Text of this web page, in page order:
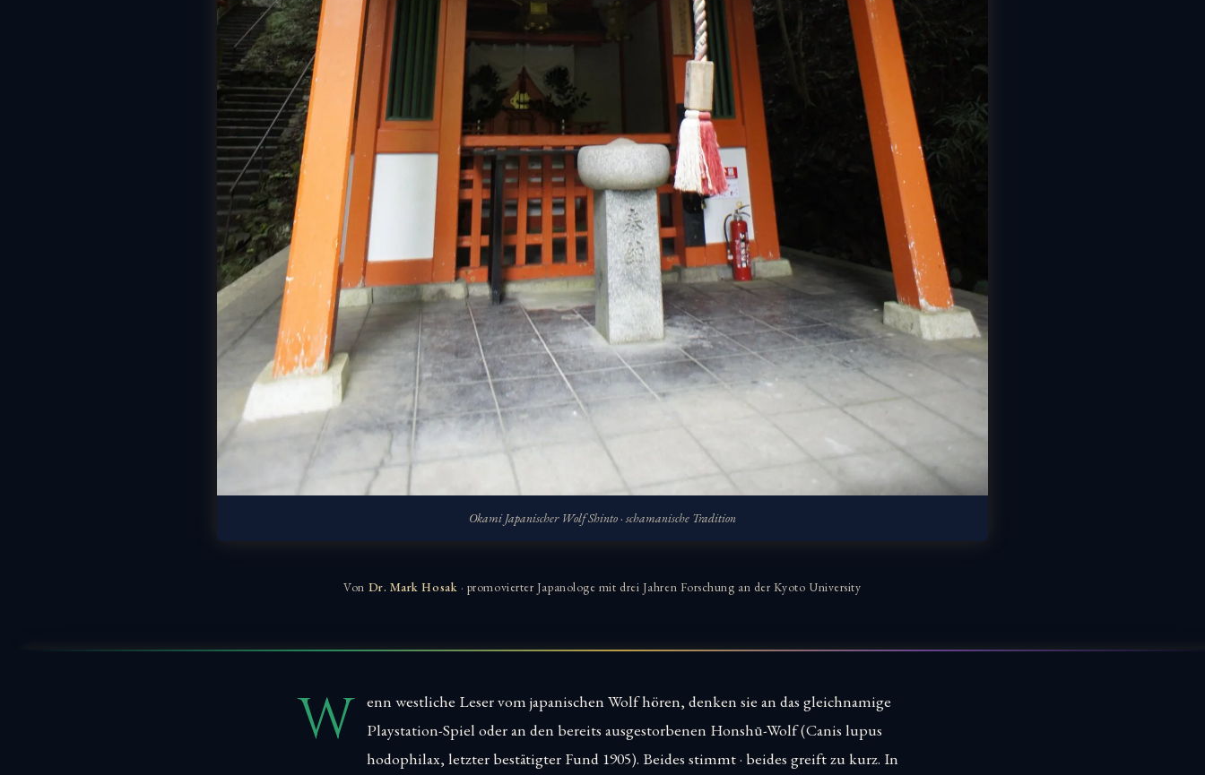
Okami Japanischer Wolf Shinto · schamanische Tradition
Von Dr. Mark Hosak · promovierter Japanologe mit drei Jahren Forschung an der Kyoto University
W
enn westliche Leser vom japanischen Wolf hören, denken sie an das gleichnamige
Playstation-Spiel oder an den bereits ausgestorbenen Honshū-Wolf (Canis lupus
hodophilax, letzter bestätigter Fund 1905). Beides stimmt · beides greift zu kurz. In